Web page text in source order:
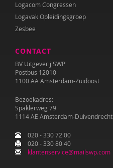
Logacom Congressen
Logavak Opleidingsgroep
Zesbee
CONTACT
BV Uitgeverij SWP
Postbus 12010
1100 AA Amsterdam-Zuidoost
Bezoekadres:
Spaklerweg 79
1114 AE Amsterdam-Duivendrecht
020 - 330 72 00
020 - 330 80 40
klantenservice@mailswp.com